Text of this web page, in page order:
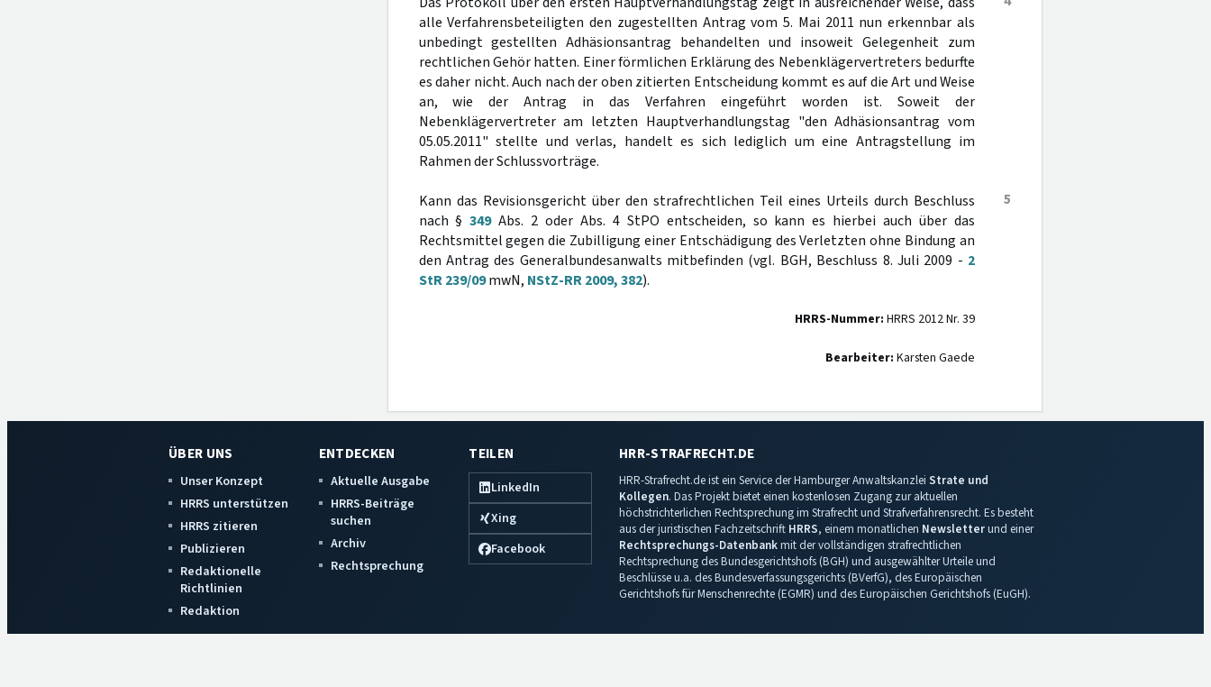
alle Verfahrensbeteiligten den zugestellten Antrag vom 5. Mai 2011 nun erkennbar als
unbedingt gestellten Adhäsionsantrag behandelten und insoweit Gelegenheit zum
rechtlichen Gehör hatten. Einer förmlichen Erklärung des Nebenklägervertreters bedurfte
es daher nicht. Auch nach der oben zitierten Entscheidung kommt es auf die Art und Weise
an, wie der Antrag in das Verfahren eingeführt worden ist. Soweit der
Nebenklägervertreter am letzten Hauptverhandlungstag "den Adhäsionsantrag vom
05.05.2011" stellte und verlas, handelt es sich lediglich um eine Antragstellung im
Rahmen der Schlussvorträge.
5
Kann das Revisionsgericht über den strafrechtlichen Teil eines Urteils durch Beschluss
nach §349Abs. 2 oder Abs. 4 StPO entscheiden, so kann es hierbei auch über das
Rechtsmittel gegen die Zubilligung einer Entschädigung des Verletzten ohne Bindung an
den Antrag des Generalbundesanwalts mitbefinden (vgl. BGH, Beschluss 8. Juli 2009 - 2
StR 239/09mwN, NStZ-RR 2009, 382).
HRRS-Nummer: HRRS 2012 Nr. 39
Bearbeiter: Karsten Gaede
ÜBER UNS
Unser Konzept
HRRS unterstützen
HRRS zitieren
Publizieren
Redaktionelle
Richtlinien
Redaktion
ENTDECKEN
Aktuelle Ausgabe
HRRS-Beiträge
suchen
Archiv
Rechtsprechung
TEILEN
LinkedIn
Xing
Facebook
HRR-STRAFRECHT.DE
HRR-Strafrecht.de ist ein Service der Hamburger Anwaltskanzlei Strate und
Kollegen. Das Projekt bietet einen kostenlosen Zugang zur aktuellen
höchstrichterlichen Rechtsprechung im Strafrecht und Strafverfahrensrecht. Es besteht
aus der juristischen Fachzeitschrift HRRS, einem monatlichen Newsletterund einer
Rechtsprechungs-Datenbankmit der vollständigen strafrechtlichen
Rechtsprechung des Bundesgerichtshofs (BGH) und ausgewählter Urteile und
Beschlüsse u.a. des Bundesverfassungsgerichts (BVerfG), des Europäischen
Gerichtshofs für Menschenrechte (EGMR) und des Europäischen Gerichtshofs (EuGH).